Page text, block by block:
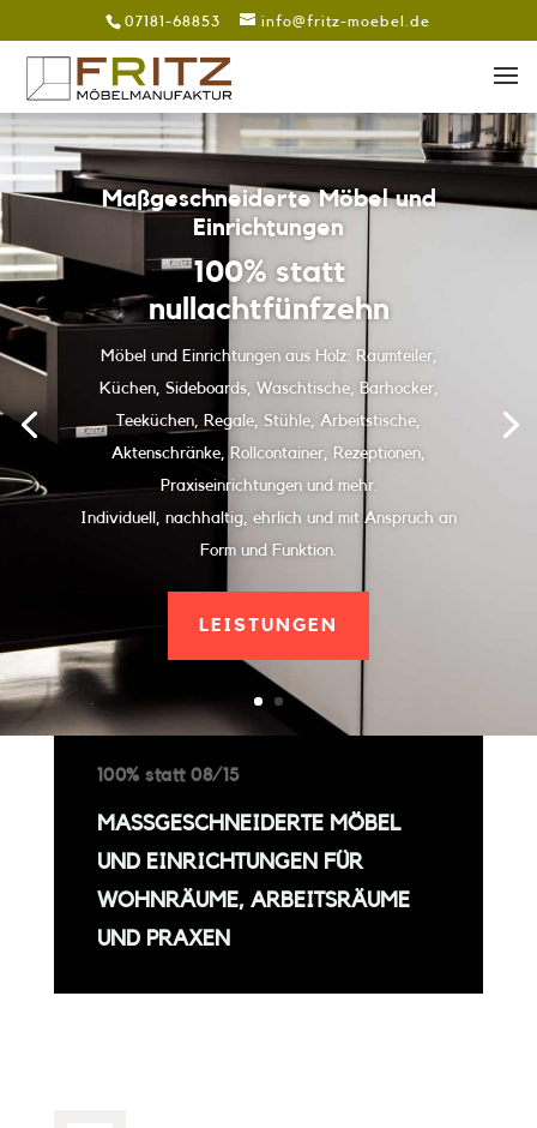
07181-68853 info@fritz-moebel.de
Maßgeschneiderte Möbel und
Einrichtungen
100% statt
nullachtfünfzehn
Möbel und Einrichtungen aus Holz: Raumteiler,
Küchen, Sideboards, Waschtische, Barhocker,
Teeküchen, Regale, Stühle, Arbeitstische,
Aktenschränke, Rollcontainer, Rezeptionen,
Praxiseinrichtungen und mehr.
Individuell, nachhaltig, ehrlich und mit Anspruch an
Form und Funktion.
LEISTUNGEN
100% statt 08/15
MASSGESCHNEIDERTE MÖBEL U
ND EINRICHTUNGEN FÜR W
OHNRÄUME, ARBEITSRÄUME U
ND PRAXEN